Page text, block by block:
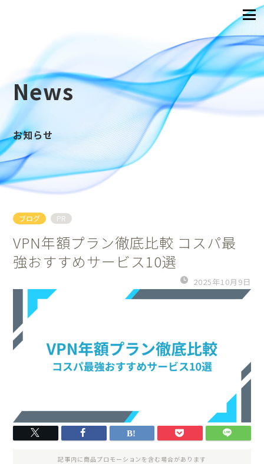
News
お知らせ
ブログ PR
VPN年額プラン徹底比較 コスパ最
強おすすめサービス10選
2025年10月9日
記事内に商品プロモーションを含む場合があります